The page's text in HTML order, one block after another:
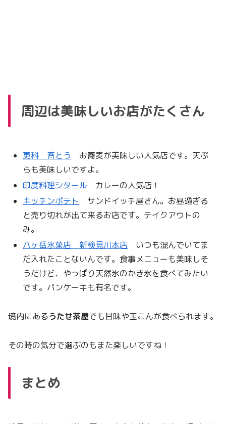
周辺は美味しいお店がたくさん
更科 斉とう お蕎麦が美味しい人気店です。天ぷ
らも美味しいですよ。
印度料理シタール カレーの人気店！
キッチンポテト サンドイッチ屋さん。お昼過ぎる
と売り切れが出て来るお店です。テイクアウトの
み。
八ヶ岳氷菓店 新検見川本店 いつも混んでいてま
だ入れたことないんです。食事メニューも美味しそ
うだけど、やっぱり天然氷のかき氷を食べてみたい
です。パンケーキも有名です。
境内にあるうたせ茶屋でも甘味や玉こんが食べられます。
その時の気分で選ぶのもまた楽しいですね！
まとめ